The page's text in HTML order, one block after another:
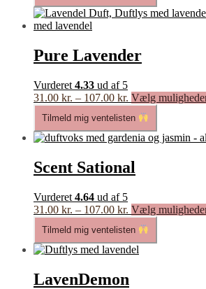
Pure Lavender
Vurderet 4.33 ud af 5
31.00 kr. – 107.00 kr. Prisinterval:
31.00 kr.
til
107.00 kr.
Vælg
Tilmeld mig ventelisten
Scent Sational
Vurderet 4.64 ud af 5
31.00 kr. – 107.00 kr. Prisinterval:
31.00 kr.
til
107.00 kr.
Vælg
Tilmeld mig ventelisten
LavenDemon